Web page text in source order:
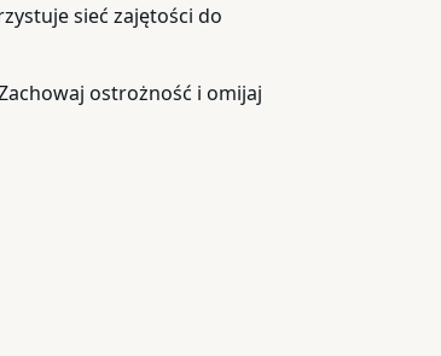
sieć zajętości do
ostrożność i omijaj